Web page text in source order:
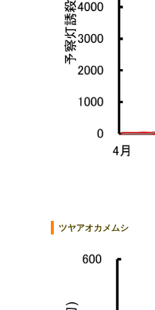
ツヤアオカメムシ